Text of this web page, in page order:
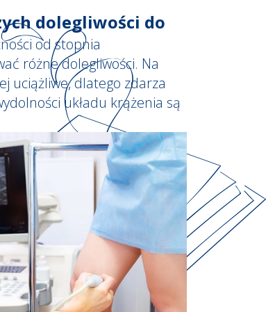
dolegliwości do
od stopnia
różne dolegliwości. Na
uciążliwe, dlatego zdarza
układu krążenia są